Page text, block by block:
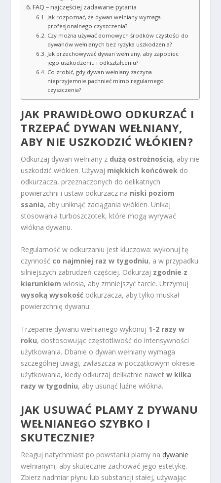
FAQ – najczęściej zadawane pytania
Jak rozpoznać, że dywan wełniany wymaga
profesjonalnego czyszczenia?
Czy można używać domowych środków czystości do
dywanów wełnianych bez ryzyka uszkodzenia?
Jak przechowywać dywan wełniany, aby zapobiec
jego uszkodzeniu i odkształceniu?
Co zrobić, gdy dywan wełniany zaczyna
nieprzyjemnie pachnieć mimo regularnego
czyszczenia?
JAK PRAWIDŁOWO ODKURZAĆ I
TRZEPAĆ DYWAN WEŁNIANY,
ABY NIE USZKODZIĆ WŁÓKIEN?
Odkurzaj dywan wełniany z dużą ostrożnością, aby nie
uszkodzić włókien. Używaj miękkich końcówek do
odkurzacza, przeznaczonych do delikatnych
powierzchni i ustaw odkurzacz na niski poziom
ssania, aby uniknąć zaciągania włókien. Unikaj
stosowania turboszczotek, które mogą wyrywać
włókna dywanu.
Regularność w odkurzaniu jest kluczowa: wykonuj tę
czynność co najmniej raz w tygodniu, a w przypadku
silniejszych zabrudzeń częściej. Odkurzaj zgodnie z
kierunkiem włosia, aby zmniejszyć tarcie. Utrzymuj
wysoką wysokość odkurzacza, aby tylko muskał
powierzchnię dywanu.
Trzepanie dywanu wełnianego wykonuj 1-2 razy w
roku, dostosowując częstotliwość do intensywności
użytkowania. Dbanie o dywan wełniany wymaga
szczególnej uwagi, zwłaszcza w początkowym okresie
użytkowania, kiedy odkurzaj delikatnie nawetw kilka
razy w tygodniu, aby usunąć luźne włókna.
JAK USUWAĆ PLAMY Z DYWANU
WEŁNIANEGO SZYBKO I
SKUTECZNIE?
Reaguj natychmiast po powstaniu plamy na dywanie
wełnianym, aby skutecznie zachować jego estetykę.
Zbierz nadmiar płynu lub substancji stałej, używając